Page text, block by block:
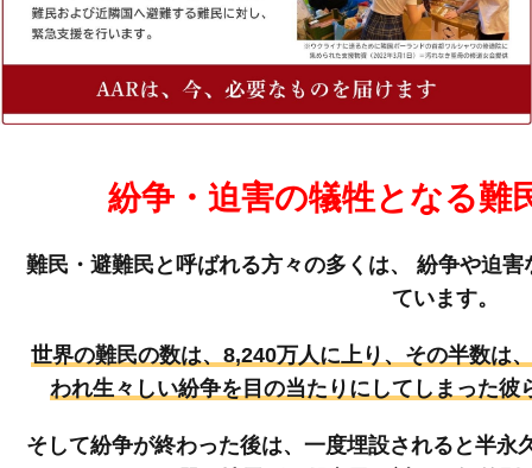
紛争・迫害の犠牲となる
難民・避難民と呼ばれる方々の多くは、
紛争や迫害
ています。
世界の難民の数は、8,240万人に上り、その半数は
われ生々しい紛争を目の当たりにしてしまった彼
そして紛争が終わった後は、一度埋設されると半永